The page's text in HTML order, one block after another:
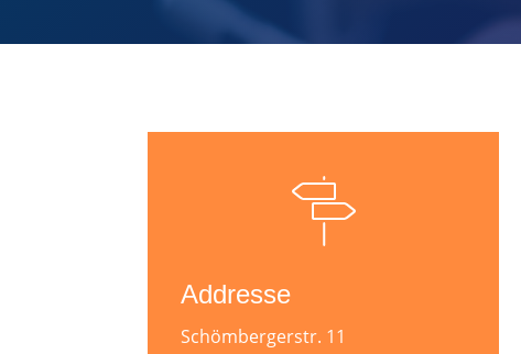
Addresse
Schömbergerstr. 11